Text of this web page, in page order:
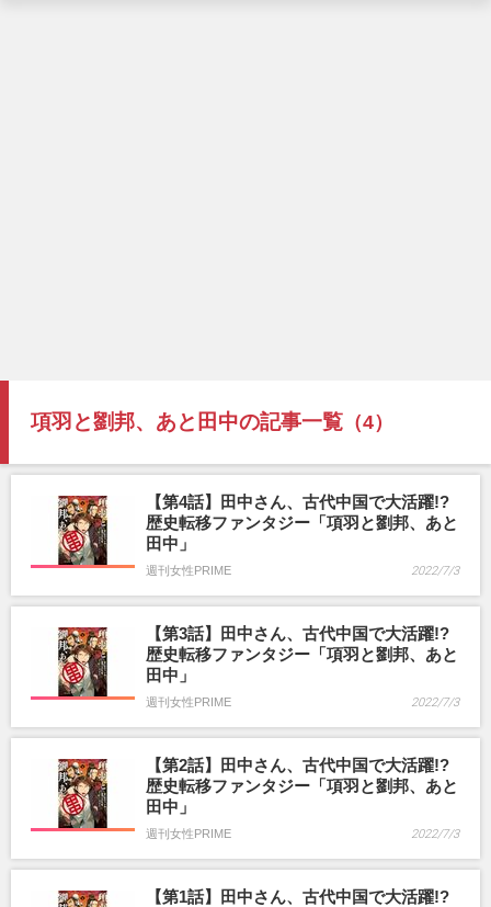
項羽と劉邦、あと田中の記事一覧 （4）
【第4話】田中さん、古代中国で大活躍!?
歴史転移ファンタジー「項羽と劉邦、あと
田中」
週刊女性PRIME 2022/7/3
【第3話】田中さん、古代中国で大活躍!?
歴史転移ファンタジー「項羽と劉邦、あと
田中」
週刊女性PRIME 2022/7/3
【第2話】田中さん、古代中国で大活躍!?
歴史転移ファンタジー「項羽と劉邦、あと
田中」
週刊女性PRIME 2022/7/3
【第1話】田中さん、古代中国で大活躍!?